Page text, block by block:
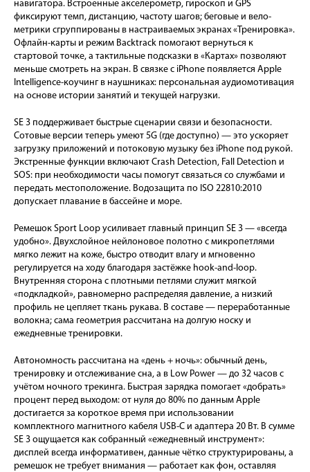
навигатора. Встроенные акселерометр, гироскоп и GPS
фиксируют темп, дистанцию, частоту шагов; беговые и вело-
метрики сгруппированы в настраиваемых экранах «Тренировка».
Офлайн-карты и режим Backtrack помогают вернуться к
стартовой точке, а тактильные подсказки в «Картах» позволяют
меньше смотреть на экран. В связке с iPhone появляется Apple
Intelligence-коучинг в наушниках: персональная аудиомотивация
на основе истории занятий и текущей нагрузки.
SE 3 поддерживает быстрые сценарии связи и безопасности.
Сотовые версии теперь умеют 5G (где доступно) — это ускоряет
загрузку приложений и потоковую музыку без iPhone под рукой.
Экстренные функции включают Crash Detection, Fall Detection и
SOS: при необходимости часы помогут связаться со службами и
передать местоположение. Водозащита по ISO 22810:2010
допускает плавание в бассейне и море.
Ремешок Sport Loop усиливает главный принцип SE 3 — «всегда
удобно». Двухслойное нейлоновое полотно с микропетлями
мягко лежит на коже, быстро отводит влагу и мгновенно
регулируется на ходу благодаря застёжке hook-and-loop.
Внутренняя сторона с плотными петлями служит мягкой
«подкладкой», равномерно распределяя давление, а низкий
профиль не цепляет ткань рукава. В составе — переработанные
волокна; сама геометрия рассчитана на долгую носку и
ежедневные тренировки.
Автономность рассчитана на «день + ночь»: обычный день,
тренировку и отслеживание сна, а в Low Power — до 32 часов с
учётом ночного трекинга. Быстрая зарядка помогает «добрать»
процент перед выходом: от нуля до 80% по данным Apple
достигается за короткое время при использовании
комплектного магнитного кабеля USB-C и адаптера 20 Вт. В сумме
SE 3 ощущается как собранный «ежедневный инструмент»:
дисплей всегда информативен, данные чётко структурированы, а
ремешок не требует внимания — работает как фон, оставляя